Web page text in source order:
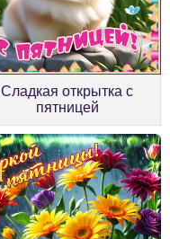
Сладкая открытка с
пятницей